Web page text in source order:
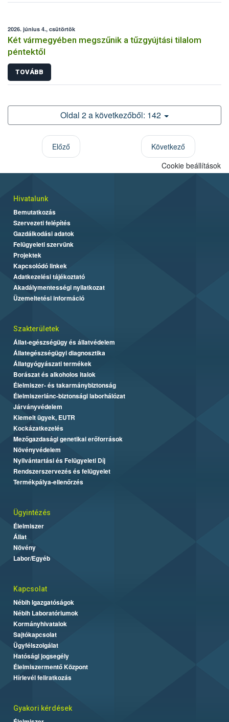
2026. június 4., csütörtök
Két vármegyében megszűnik a tűzgyújtási tilalom
péntektől
TOVÁBB
Oldal 2 a következőből: 142
Előző
Következő
Cookie beállítások
Hivatalunk
Bemutatkozás
Szervezeti felépítés
Gazdálkodási adatok
Felügyeleti szervünk
Projektek
Kapcsolódó linkek
Adatkezelési tájékoztató
Akadálymentességi nyilatkozat
Üzemeltetési információ
Szakterületek
Állat-egészségügy és állatvédelem
Állategészségügyi diagnosztika
Állatgyógyászati termékek
Borászat és alkoholos italok
Élelmiszer- és takarmánybiztonság
Élelmiszerlánc-biztonsági laborhálózat
Járványvédelem
Kiemelt ügyek, EUTR
Kockázatkezelés
Mezőgazdasági genetikai erőforrások
Növényvédelem
Nyilvántartási és Felügyeleti Díj
Rendszerszervezés és felügyelet
Termékpálya-ellenőrzés
Ügyintézés
Élelmiszer
Állat
Növény
Labor/Egyéb
Kapcsolat
Nébih Igazgatóságok
Nébih Laboratóriumok
Kormányhivatalok
Sajtókapcsolat
Ügyfélszolgálat
Hatósági jogsegély
Élelmiszermentő Központ
Hírlevél feliratkozás
Gyakori kérdések